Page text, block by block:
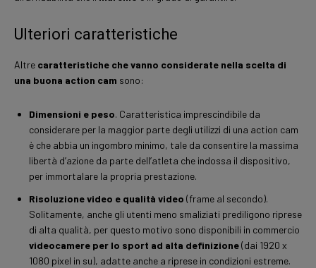
Ulteriori caratteristiche
Altre caratteristiche che vanno considerate nella scelta di
una buona action cam sono:
Dimensioni e peso. Caratteristica imprescindibile da
considerare per la maggior parte degli utilizzi di una action cam
è che abbia un ingombro minimo, tale da consentire la massima
libertà d’azione da parte dell’atleta che indossa il dispositivo,
per immortalare la propria prestazione.
Risoluzione video e qualità video (frame al secondo).
Solitamente, anche gli utenti meno smaliziati prediligono riprese
di alta qualità, per questo motivo sono disponibili in commercio
videocamere per lo sport ad alta definizione(dai 1920 x
1080 pixel in su), adatte anche a riprese in condizioni estreme.